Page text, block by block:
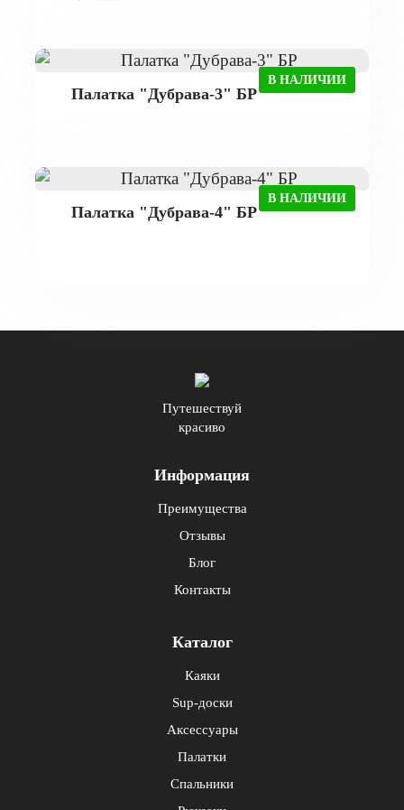
В НАЛИЧИИ
Палатка "Дубрава-3" БР
В НАЛИЧИИ
Палатка "Дубрава-4" БР
Путешествуй
красиво
Информация
Преимущества
Отзывы
Блог
Контакты
Каталог
Каяки
Sup-доски
Аксессуары
Палатки
Спальники